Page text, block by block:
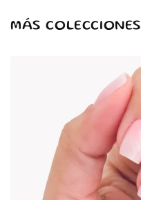
MÁS COLECCIONES